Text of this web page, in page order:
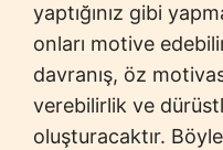
yaptığınız gibi
onları motive
davranış, öz
verebilirlik ve
oluşturacaktır.